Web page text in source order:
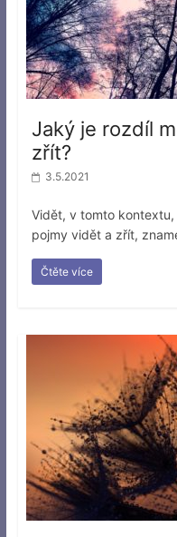
Jaký je rozdíl
zřít?
3.5.2021
Vidět, v tomto
pojmy vidět a zřít,
Čtěte více